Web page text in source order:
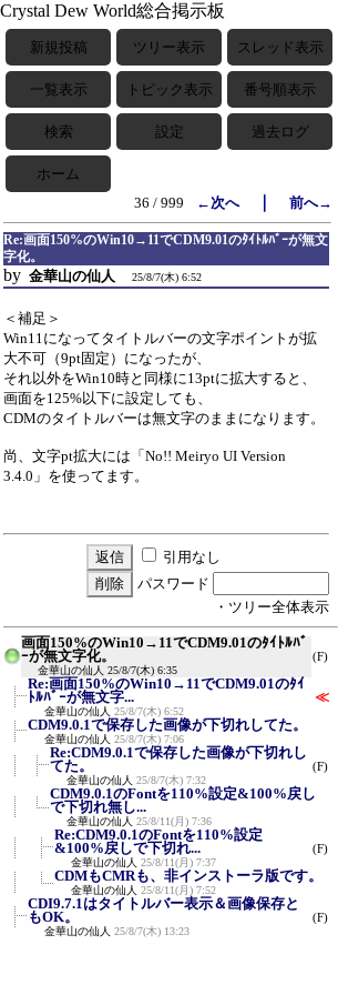
Crystal Dew World総合掲示板
新規投稿 ツリー表示 スレッド表示
一覧表示 トピック表示 番号順表示
検索 設定 過去ログ
ホーム
36 / 999
←次へ｜ 前へ→
Re:画面150%のWin10→11でCDM9.01のﾀｲﾄﾙﾊﾞｰが無文
字化。
by 金華山の仙人 25/8/7(木) 6:52
＜補足＞
Win11になってタイトルバーの文字ポイントが拡
大不可（9pt固定）になったが、
それ以外をWin10時と同様に13ptに拡大すると、
画面を125%以下に設定しても、
CDMのタイトルバーは無文字のままになります。
尚、文字pt拡大には「No!! Meiryo UI Version
3.4.0」を使ってます。
引用なし
パスワード
・ツリー全体表示
画面150%のWin10→11でCDM9.01のﾀｲﾄﾙﾊﾞ
ｰが無文字化。
金華山の仙人 25/8/7(木) 6:35
(F)
Re:画面150%のWin10→11でCDM9.01のﾀｲ
ﾄﾙﾊﾞｰが無文字...
金華山の仙人 25/8/7(木) 6:52
≪
CDM9.0.1で保存した画像が下切れしてた。
金華山の仙人 25/8/7(木) 7:06
Re:CDM9.0.1で保存した画像が下切れし
てた。
金華山の仙人 25/8/7(木) 7:32
(F)
CDM9.0.1のFontを110%設定&100%戻し
で下切れ無し...
金華山の仙人 25/8/11(月) 7:36
Re:CDM9.0.1のFontを110%設定
&100%戻しで下切れ...
金華山の仙人 25/8/11(月) 7:37
(F)
CDMもCMRも、非インストーラ版です。
金華山の仙人 25/8/11(月) 7:52
CDI9.7.1はタイトルバー表示＆画像保存と
もOK。
金華山の仙人 25/8/7(木) 13:23
(F)